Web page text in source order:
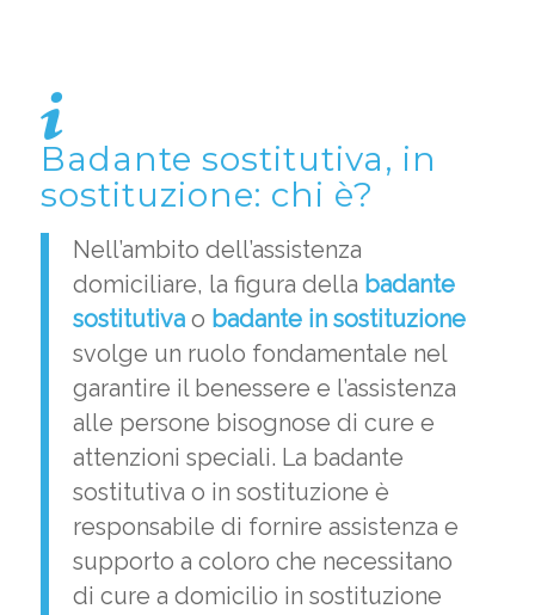
Badante sostitutiva, in
sostituzione: chi è?
Nell’ambito dell’assistenza
domiciliare, la figura della badante
sostitutivao badante in sostituzione
svolge un ruolo fondamentale nel
garantire il benessere e l’assistenza
alle persone bisognose di cure e
attenzioni speciali. La badante
sostitutiva o in sostituzione è
responsabile di fornire assistenza e
supporto a coloro che necessitano
di cure a domicilio in sostituzione